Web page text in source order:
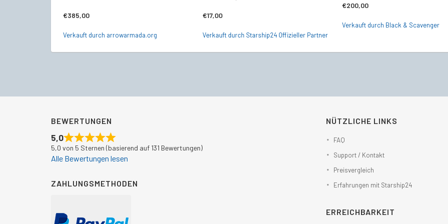
€385,00
Verkauft durch arrowarmada.org
€17,00
Verkauft durch Starship24 Offizieller Partner
€200,00
Verkauft durch Black & Scavenger
BEWERTUNGEN
5,0
5,0 von 5 Sternen (basierend auf 131 Bewertungen)
Alle Bewertungen lesen
ZAHLUNGSMETHODEN
NÜTZLICHE LINKS
FAQ
Support / Kontakt
Preisvergleich
Erfahrungen mit Starship24
ERREICHBARKEIT